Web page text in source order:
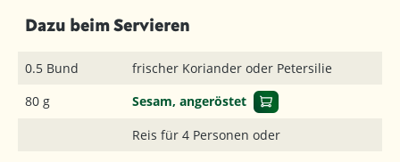
Dazu beim Servieren
0.5 Bund
frischer Koriander oder Petersilie
80 g
Sesam, angeröstet
Reis für 4 Personen oder